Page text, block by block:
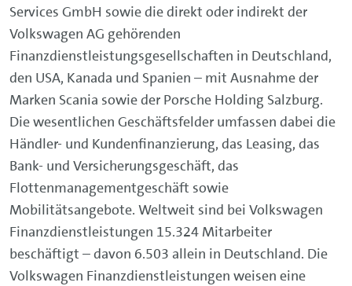
Services GmbH sowie die direkt oder indirekt der
Volkswagen AG gehörenden
Finanzdienstleistungsgesellschaften in Deutschland,
den USA, Kanada und Spanien – mit Ausnahme der
Marken Scania sowie der Porsche Holding Salzburg.
Die wesentlichen Geschäftsfelder umfassen dabei die
Händler- und Kundenfinanzierung, das Leasing, das
Bank- und Versicherungsgeschäft, das
Flottenmanagementgeschäft sowie
Mobilitätsangebote. Weltweit sind bei Volkswagen
Finanzdienstleistungen 15.324 Mitarbeiter
beschäftigt – davon 6.503 allein in Deutschland. Die
Volkswagen Finanzdienstleistungen weisen eine